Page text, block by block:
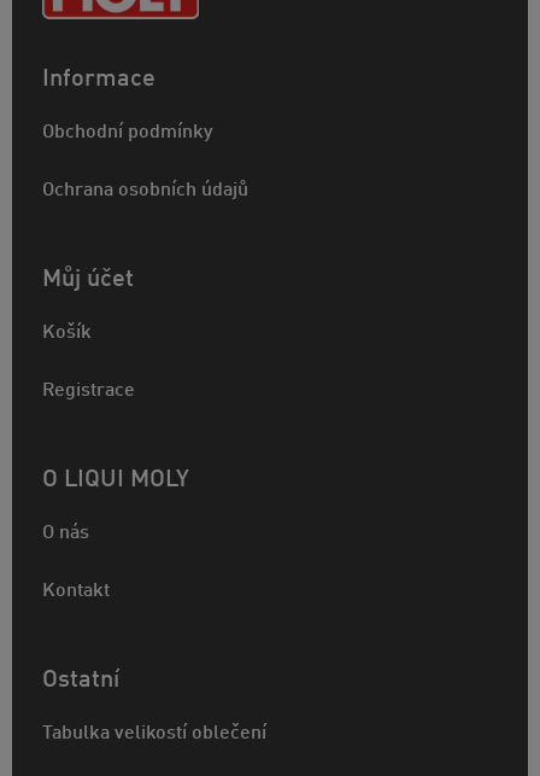
Informace
Obchodní podmínky
Ochrana osobních údajů
Můj účet
Košík
Registrace
O LIQUI MOLY
O nás
Kontakt
Ostatní
Tabulka velikostí oblečení